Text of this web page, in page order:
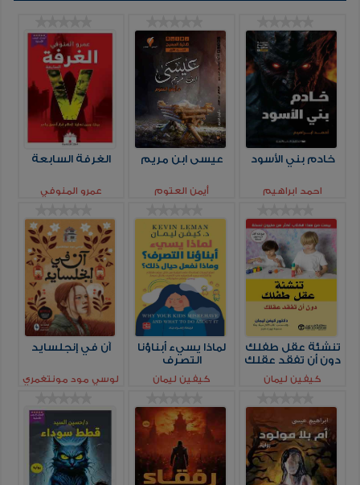
خادم بني الأسود
احمد ابراهيم
عيسى ابن مريم
أيمن العتوم
الغرفة السابعة
عمرو المنوفي
تنشئة عقل طفلك
دون أن تفقد عقلك
كيفين ليمان
لماذا يسيء أبناؤنا
التصرف
كيفين ليمان
آن في إنجلسايد
لوسي مود مونتغمري